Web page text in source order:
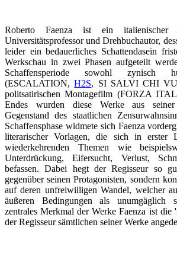
Roberto Faenza ist ein italienischer
Universitätsprofessor und Drehbuchautor,
leider ein bedauerliches Schattendasein
Werkschau in zwei Phasen aufgeteilt
Schaffensperiode sowohl zynisch
(ESCALATION,H2S, SI SALVI CHI
politsatirischen Montagefilm (FORZA
Endes wurden diese Werke aus seiner
Gegenstand des staatlichen
Schaffensphase widmete sich Faenza
literarischer Vorlagen, die sich in erster
wiederkehrenden Themen wie
Unterdrückung, Eifersucht, Verlust,
befassen. Dabei hegt der Regisseur so
gegenüber seinen Protagonisten, sondern
auf deren unfreiwilligen Wandel, welcher
äußeren Bedingungen als unumgäglich
zentrales Merkmal der Werke Faenza ist die
der Regisseur sämtlichen seiner Werke